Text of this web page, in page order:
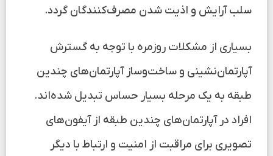
سلب آرایش و اذیت شدن مصرف‌کنندگان گردد.
بسیاری از مشکلات روزمره با توجه به گسترش
آپارتمان‌نشینی و ساخت‌وساز آپارتمان‌های چندین
طبقه به یک مرحله بسیار حساس تبدیل شده‌اند.
افراد در آپارتمان‌های چندین طبقه از آیفون‌های
تصویری برای مراقبت از امنیت و ارتباط با دیگر